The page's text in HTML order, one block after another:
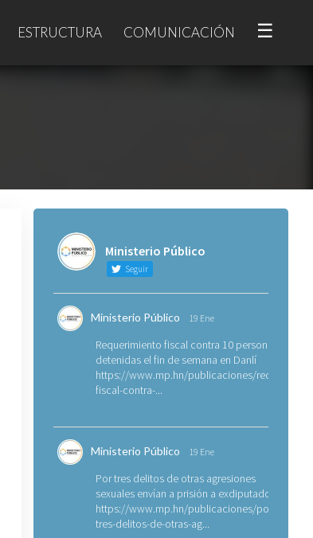
ESTRUCTURA COMUNICACIÓN ☰
Ministerio Público
Seguir
Ministerio Público 19 Ene
Requerimiento fiscal contra 10 personas
detenidas el fin de semana en Danlí
https://www.mp.hn/publicaciones/
fiscal-contra-...
Ministerio Público 19 Ene
Por tres delitos de otras agresiones
sexuales envían a prisión a exdiputado
https://www.mp.hn/publicaciones/por-
tres-delitos-de-otras-ag...